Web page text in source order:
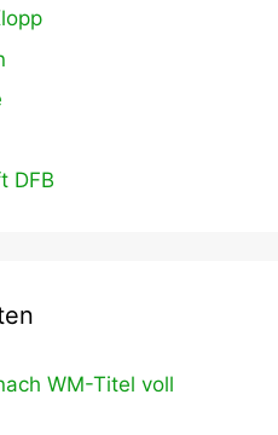
DFB
WM-Titel voll